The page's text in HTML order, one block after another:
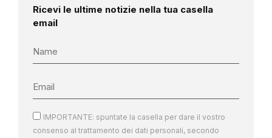
Ricevi le ultime notizie nella tua casella
email
IMPORTANTE: spuntate la casella per dare il vostro
consenso al trattamento dei dati personali, secondo